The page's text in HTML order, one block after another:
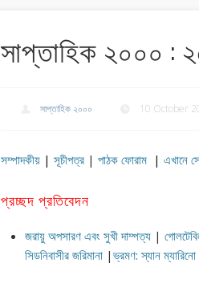
সাপ্তাহিক ২০০০ :
সাপ্তাহিক ২০০০ 10 October
সম্পাদকীয়| সূচীপত্র| পাঠক ফোরাম | এখানে
প্রচ্ছদ প্রতিবেদন
জরায়ু অপসারণ এবং সুখী দাম্পত্য|
সিডনিবাসীর জরিমানা|ভ্রমণ: স্যান